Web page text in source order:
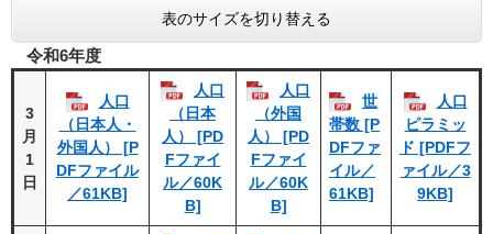
表のサイズを切り替える
令和6年度
3
月
1
日
人口
（日本人・
外国人） [P
DFファイル
／61KB]
人口
（日本
人） [PD
Fファイ
ル／60K
B]
人口
（外国
人） [PD
Fファイ
ル／60K
B]
世
帯数 [P
DFファ
イル／
61KB]
人口
ピラミッ
ド [PDFフ
ァイル／3
9KB]